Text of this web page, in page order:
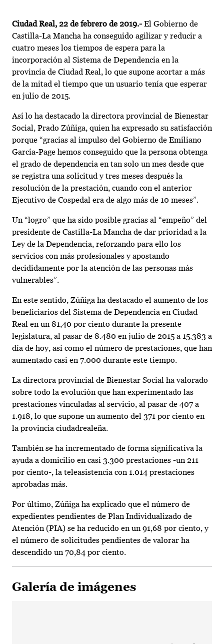
Ciudad Real, 22 de febrero de 2019.- El Gobierno de
Castilla-La Mancha ha conseguido agilizar y reducir a
cuatro meses los tiempos de espera para la
incorporación al Sistema de Dependencia en la
provincia de Ciudad Real, lo que supone acortar a más
de la mitad el tiempo que un usuario tenía que esperar
en julio de 2015.
Así lo ha destacado la directora provincial de Bienestar
Social, Prado Zúñiga, quien ha expresado su satisfacción
porque “gracias al impulso del Gobierno de Emiliano
García-Page hemos conseguido que la persona obtenga
el grado de dependencia en tan solo un mes desde que
se registra una solicitud y tres meses después la
resolución de la prestación, cuando con el anterior
Ejecutivo de Cospedal era de algo más de 10 meses”.
Un “logro” que ha sido posible gracias al “empeño” del
presidente de Castilla-La Mancha de dar prioridad a la
Ley de la Dependencia, reforzando para ello los
servicios con más profesionales y apostando
decididamente por la atención de las personas más
vulnerables”.
En este sentido, Zúñiga ha destacado el aumento de los
beneficiarios del Sistema de Dependencia en Ciudad
Real en un 81,40 por ciento durante la presente
legislatura, al pasar de 8.480 en julio de 2015 a 15.383 a
día de hoy, así como el número de prestaciones, que han
aumentado casi en 7.000 durante este tiempo.
La directora provincial de Bienestar Social ha valorado
sobre todo la evolución que han experimentado las
prestaciones vinculadas al servicio, al pasar de 407 a
1.918, lo que supone un aumento del 371 por ciento en
la provincia ciudadrealeña.
También se ha incrementado de forma significativa la
ayuda a domicilio en casi 3.300 prestaciones -un 211
por ciento-, la teleasistencia con 1.014 prestaciones
aprobadas más.
Por último, Zúñiga ha explicado que el número de
expedientes pendientes de Plan Individualizado de
Atención (PIA) se ha reducido en un 91,68 por ciento, y
el número de solicitudes pendientes de valorar ha
descendido un 70,84 por ciento.
Galería de imágenes